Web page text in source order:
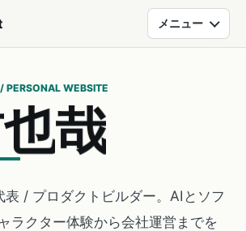
メニュー
PERSONAL WEBSITE
也哉
/ プロダクトビルダー。AIとソフ
ラクター体験から会社運営までを